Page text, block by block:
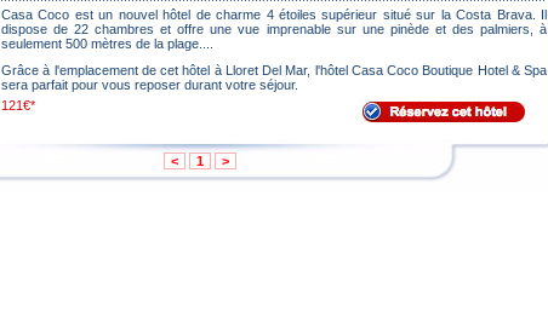
Casa Coco est un nouvel hôtel de charme 4 étoiles supérieur situé sur la Costa Brava. Il
dispose de 22 chambres et offre une vue imprenable sur une pinède et des palmiers, à
seulement 500 mètres de la plage....
Grâce à l'emplacement de cet hôtel à Lloret Del Mar, l'hôtel Casa Coco Boutique Hotel & Spa
sera parfait pour vous reposer durant votre séjour.
121€*
< 1 >